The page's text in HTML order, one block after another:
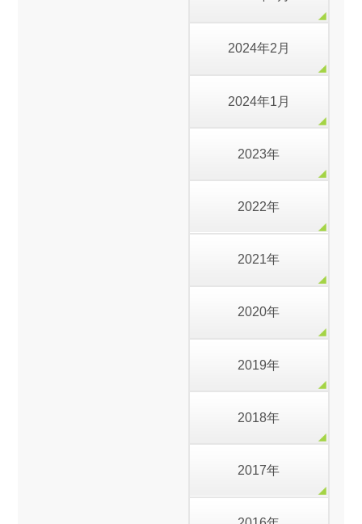
2024年2月
2024年1月
2023年
2022年
2021年
2020年
2019年
2018年
2017年